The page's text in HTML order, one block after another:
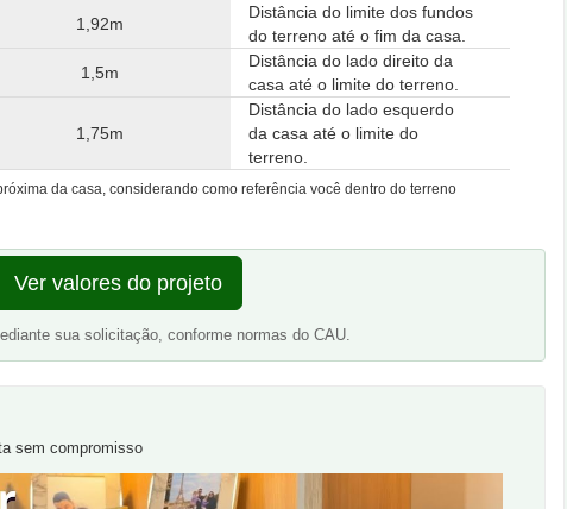
1,92m
Distância do limite dos fundos
do terreno até o fim da casa.
1,5m
Distância do lado direito da
casa até o limite do terreno.
1,75m
Distância do lado esquerdo
da casa até o limite do
terreno.
da casa, considerando como referência você dentro do terreno
Ver valores do projeto
sua solicitação, conforme normas do CAU.
sem compromisso